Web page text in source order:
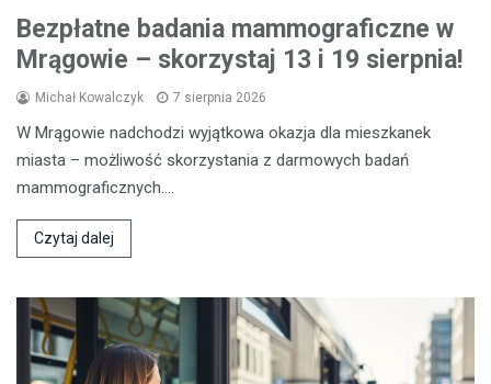
Bezpłatne badania mammograficzne w
Mrągowie – skorzystaj 13 i 19 sierpnia!
Michał Kowalczyk 7 sierpnia 2026
W Mrągowie nadchodzi wyjątkowa okazja dla mieszkanek
miasta – możliwość skorzystania z darmowych badań
mammograficznych.…
Czytaj dalej